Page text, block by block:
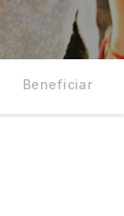
Beneficiar